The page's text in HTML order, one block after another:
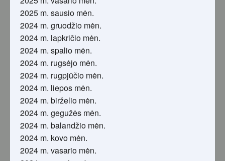
2025 m. sausio mėn.
2024 m. gruodžio mėn.
2024 m. lapkričio mėn.
2024 m. spalio mėn.
2024 m. rugsėjo mėn.
2024 m. rugpjūčio mėn.
2024 m. liepos mėn.
2024 m. birželio mėn.
2024 m. gegužės mėn.
2024 m. balandžio mėn.
2024 m. kovo mėn.
2024 m. vasario mėn.